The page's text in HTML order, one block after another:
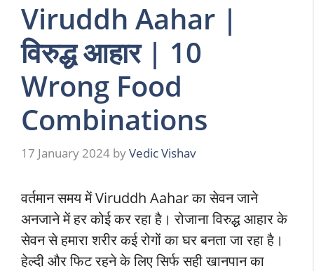
Viruddh Aahar |
विरुद्ध आहार | 10
Wrong Food
Combinations
17 January 2024 byVedic Vishav
वर्तमान समय में Viruddh Aahar का सेवन जाने
अनजाने में हर कोई कर रहा है। रोजाना विरुद्ध आहार के
सेवन से हमारा शरीर कई रोगों का घर बनता जा रहा है।
हेल्दी और फिट रहने के लिए सिर्फ सही खानपान का